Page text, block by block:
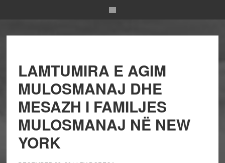
LAMTUMIRA E AGIM
MULOSMANAJ DHE
MESAZH I FAMILJES
MULOSMANAJ NË NEW
YORK